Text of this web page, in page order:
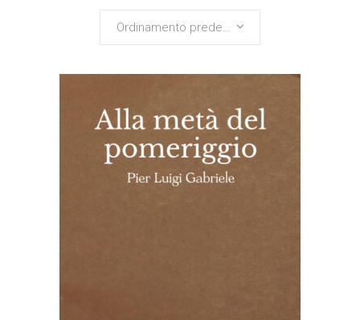
Ordinamento predefinito